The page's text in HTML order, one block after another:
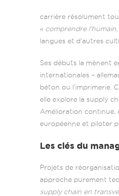
carrière résolument
« comprendre
langues et d’autres
Ses débuts la mènent
internationales –
béton ou l’imprimerie.
elle explore la supply
Amélioration continue,
européenne et piloter
Les clés du
Projets de
approche purement
supply chain en